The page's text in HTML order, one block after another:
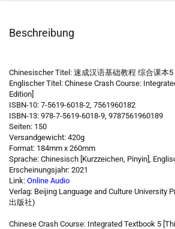
Beschreibung
Chinesischer Titel: 速成汉语基础教程 综合课本5
Englischer Titel: Chinese Crash Course:
Edition]
ISBN-10: 7-5619-6018-2, 7561960182
ISBN-13: 978-7-5619-6018-9, 9787561960189
Seiten: 150
Versandgewicht: 420g
Format: 184mm x 260mm
Sprache: Chinesisch [Kurzzeichen, Pinyin],
Erscheinungsjahr: 2021
Link: Online Audio
Verlag: Beijing Language and Culture University
出版社)
Chinese Crash Course: Integrated Textbook 5